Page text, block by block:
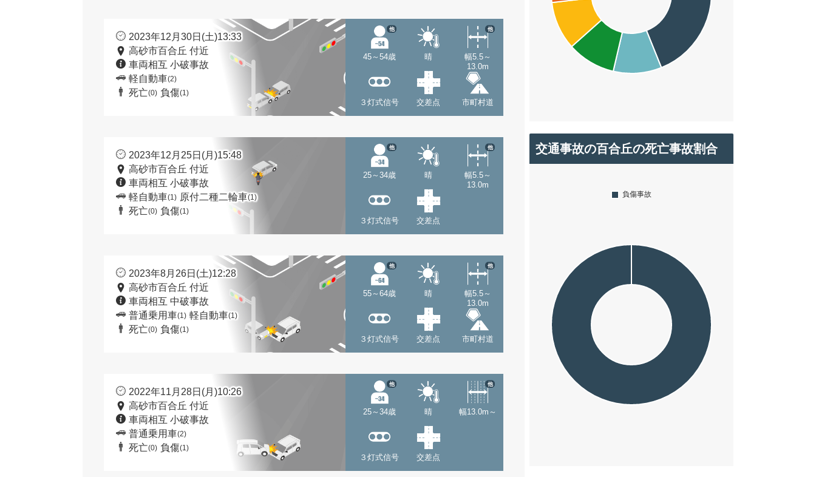
2023年12月30日(土)13:33
高砂市百合丘 付近
車両相互 小破事故
軽自動車(2)
死亡(0) 負傷(1)
45～54歳
他
晴
幅5.5～
13.0m
他
３灯式信号 交差点 市町村道
2023年12月25日(月)15:48
高砂市百合丘 付近
車両相互 小破事故
軽自動車(1) 原付二種二輪車(1)
死亡(0) 負傷(1)
25～34歳
他
晴
幅5.5～
13.0m
他
３灯式信号 交差点
2023年8月26日(土)12:28
高砂市百合丘 付近
車両相互 中破事故
普通乗用車(1) 軽自動車(1)
死亡(0) 負傷(1)
55～64歳
他
晴
幅5.5～
13.0m
他
３灯式信号 交差点 市町村道
2022年11月28日(月)10:26
高砂市百合丘 付近
車両相互 小破事故
普通乗用車(2)
死亡(0) 負傷(1)
25～34歳
他
晴 幅13.0m～
他
３灯式信号 交差点
交通事故の百合丘の死亡事故割合